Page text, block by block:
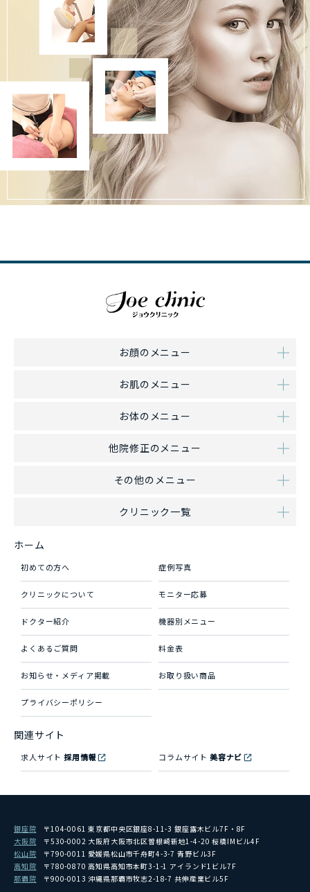
お顔のメニュー
お肌のメニュー
お体のメニュー
他院修正のメニュー
その他のメニュー
クリニック一覧
ホーム
初めての方へ 症例写真
クリニックについて モニター応募
ドクター紹介 機器別メニュー
よくあるご質問 料金表
お知らせ・メディア掲載 お取り扱い商品
プライバシーポリシー
関連サイト
求人サイト採用情報 コラムサイト 美容ナビ
銀座院
〒104-0061 東京都中央区銀座8-11-3 銀座露木ビル7F・8F
大阪院
〒530-0002 大阪府大阪市北区曽根崎新地1-4-20 桜橋IMビル4F
松山院
〒790-0011 愛媛県松山市千舟町4-3-7 青野ビル3F
高知院
〒780-0870 高知県高知市本町3-1-1 アイランド1ビル7F
那覇院
〒900-0013 沖縄県那覇市牧志2-18-7 共伸産業ビル5F